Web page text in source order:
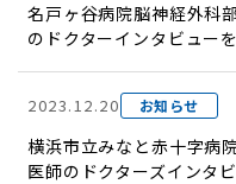
名戸ヶ谷病院脳神経外科
のドクターインタビュー
2023.12.20 お知らせ
横浜市立みなと赤十字病
医師のドクターズインタ